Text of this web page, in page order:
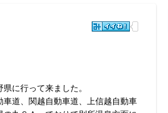
に行って来ました。
道、関越自動車道、上信越自動車